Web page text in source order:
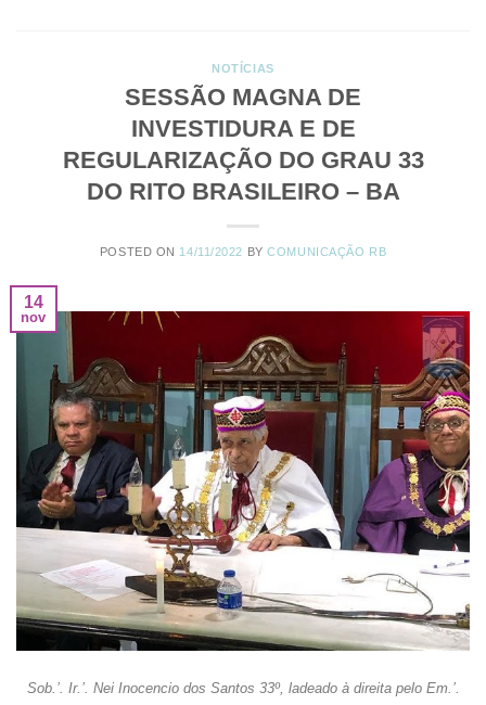
NOTÍCIAS
SESSÃO MAGNA DE
INVESTIDURA E DE
REGULARIZAÇÃO DO GRAU 33
DO RITO BRASILEIRO – BA
POSTED ON 14/11/2022 BYCOMUNICAÇÃO RB
14
nov
Sob.’. Ir.’. Nei Inocencio dos Santos 33º, ladeado à direita pelo Em.’.